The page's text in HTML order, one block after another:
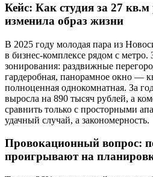
Кейс: Как студия за 27
изменила образ жизни
В 2025 году молодая пара из
в бизнес-комплексе рядом с метро.
зонирования: раздвижные
гардеробная, панорамное окно —
полноценная однокомнатная. За
выросла на 890 тысяч рублей, а
сравнить только с просторными
удачный случай, а закономерность.
Провокационный вопрос:
проигрывают на